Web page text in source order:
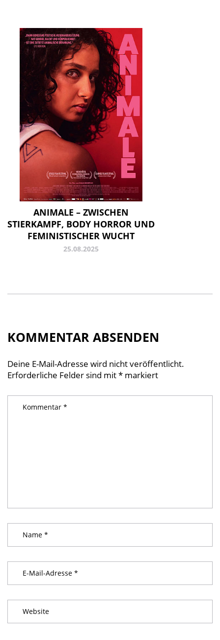
ANIMALE – ZWISCHEN
STIERKAMPF, BODY HORROR UND
FEMINISTISCHER WUCHT
25.08.2025
KOMMENTAR ABSENDEN
Deine E-Mail-Adresse wird nicht veröffentlicht.
Erforderliche Felder sind mit* markiert